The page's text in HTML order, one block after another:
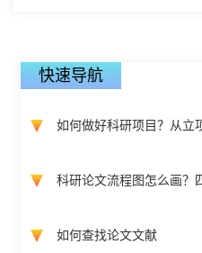
快速导航
如何做好科研项目？从立
科研论文流程图怎么画？
如何查找论文文献